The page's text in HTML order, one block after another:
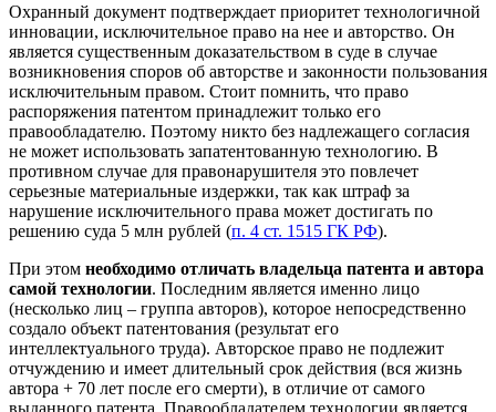
Охранный документ подтверждает приоритет технологичной
инновации, исключительное право на нее и авторство. Он
является существенным доказательством в суде в случае
возникновения споров об авторстве и законности пользования
исключительным правом. Стоит помнить, что право
распоряжения патентом принадлежит только его
правообладателю. Поэтому никто без надлежащего согласия
не может использовать запатентованную технологию. В
противном случае для правонарушителя это повлечет
серьезные материальные издержки, так как штраф за
нарушение исключительного права может достигать по
решению суда 5 млн рублей (п. 4 ст. 1515 ГК РФ).
При этом необходимо отличать владельца патента и автора
самой технологии. Последним является именно лицо
(несколько лиц – группа авторов), которое непосредственно
создало объект патентования (результат его
интеллектуального труда). Авторское право не подлежит
отчуждению и имеет длительный срок действия (вся жизнь
автора + 70 лет после его смерти), в отличие от самого
выданного патента. Правообладателем технологии является